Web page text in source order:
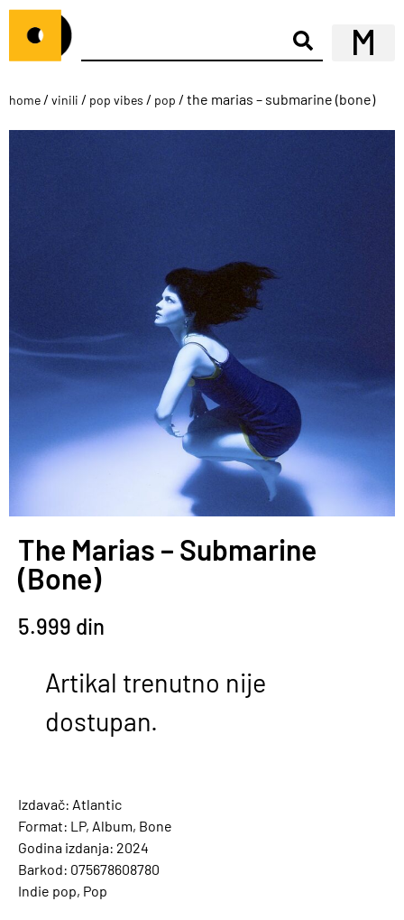
home / vinili / pop vibes / pop / the marias – submarine (bone)
The Marias – Submarine
(Bone)
5.999 din
Artikal trenutno nije
dostupan.
Izdavač: Atlantic
Format: LP, Album, Bone
Godina izdanja: 2024
Barkod: 075678608780
Indie pop, Pop